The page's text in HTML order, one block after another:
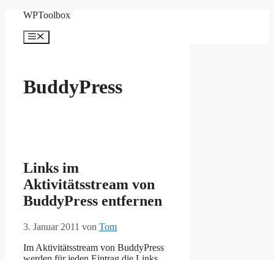
springen
WPToolbox
Menü
BuddyPress
Links im
Aktivitätsstream von
BuddyPress entfernen
3. Januar 2011 von Tom
Im Aktivitätsstream von BuddyPress